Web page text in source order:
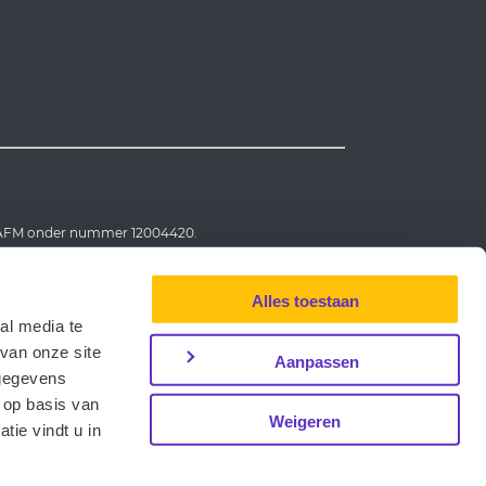
media te
onze site
basis van
vindt u in
Alles toestaan
Aanpassen
Weigeren
onder nummer 12004420.
Financiële Dienstverlening.